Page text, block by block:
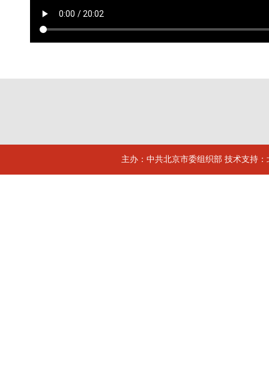
主办：中共北京市委组织部 技术支持